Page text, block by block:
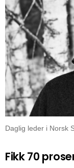
Daglig leder i Norsk
Fikk 70